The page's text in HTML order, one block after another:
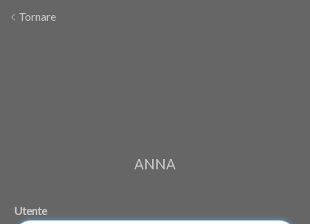
Tornare
ANNA
Utente